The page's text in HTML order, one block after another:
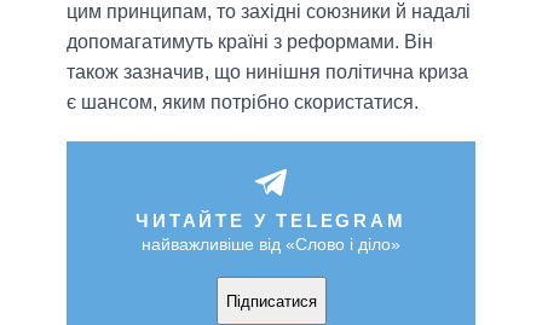
цим принципам, то західні союзники й надалі
допомагатимуть країні з реформами. Він
також зазначив, що нинішня політична криза
є шансом, яким потрібно скористатися.
ЧИТАЙТЕ У TELEGRAM
найважливіше від «Слово і діло»
Підписатися